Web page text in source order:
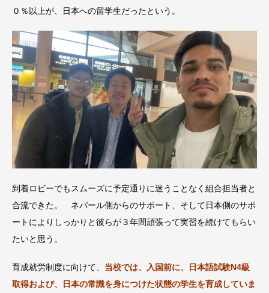
０％以上が、日本への留学生だったという。
到着ロビーでもスムーズに予定通りに迷うことなく組合担当者と
合流できた。 ネパール側からのサポート、そして日本側のサポ
ートによりしっかりと彼らが３年間頑張って実習を続けてもらい
たいと思う。
育成就労制度に向けて、 当校では、入国前に、日本語試験N4級
取得および、日本の常識を身につけた状態の学生を育成していま